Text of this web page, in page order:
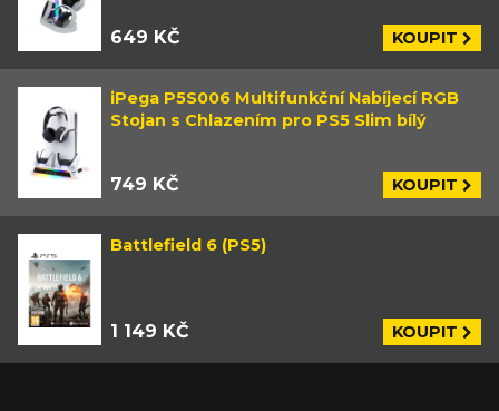
649 KČ KOUPIT
iPega P5S006 Multifunkční Nabíjecí RGB
Stojan s Chlazením pro PS5 Slim bílý
749 KČ KOUPIT
Battlefield 6 (PS5)
1 149 KČ KOUPIT